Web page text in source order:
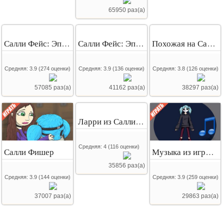
65950 раз(а)
Салли Фейс: Эпизод 1
Средняя:3.9 (274 оценки)
57085 раз(а)
Салли Фейс: Эпизод 3
Средняя:3.9 (136 оценки)
41162 раз(а)
Похожая на Салли Фейс
Средняя:3.8 (126 оценки)
38297 раз(а)
Салли Фишер
Средняя:3.9 (144 оценки)
37007 раз(а)
Ларри из Салли Фейс
Средняя:4 (116 оценки)
35856 раз(а)
Музыка из игры Салли Фейс
Средняя:3.9 (259 оценки)
29863 раз(а)